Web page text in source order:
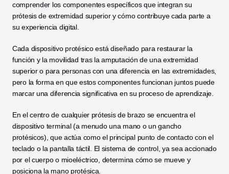
comprender los componentes específicos que integran su
prótesis de extremidad superior y cómo contribuye cada parte a
su experiencia digital.
Cada dispositivo protésico está diseñado para restaurar la
función y la movilidad tras la amputación de una extremidad
superior o para personas con una diferencia en las extremidades,
pero la forma en que estos componentes funcionan juntos puede
marcar una diferencia significativa en su proceso de aprendizaje.
En el centro de cualquier prótesis de brazo se encuentra el
dispositivo terminal (a menudo una mano o un gancho
protésicos), que actúa como el principal punto de contacto con el
teclado o la pantalla táctil. El sistema de control, ya sea accionado
por el cuerpo o mioeléctrico, determina cómo se mueve y
posiciona la mano protésica.